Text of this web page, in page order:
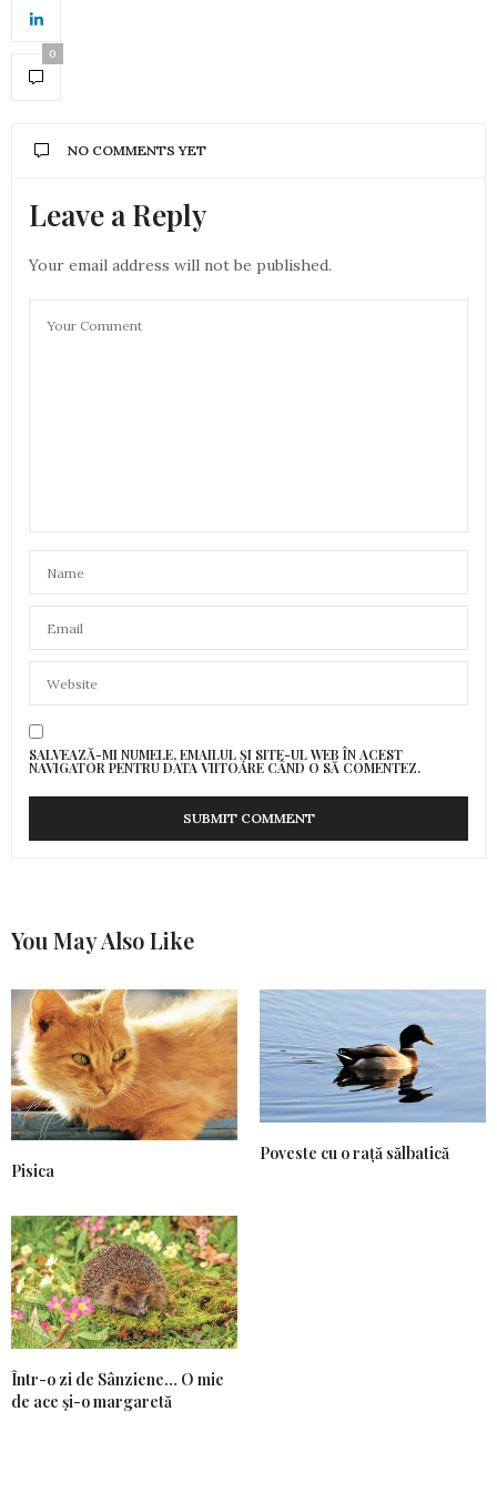
0
NO COMMENTS YET
Leave a Reply
Your email address will not be published.
SALVEAZĂ-MI NUMELE, EMAILUL ȘI SITE-UL WEB ÎN ACEST
NAVIGATOR PENTRU DATA VIITOARE CÂND O SĂ COMENTEZ.
You May Also Like
Pisica
Poveste cu o rață sălbatică
Într-o zi de Sânziene… O mie
de ace și-o margaretă